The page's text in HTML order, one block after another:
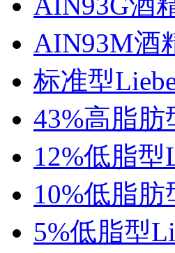
AIN93M酒
标准型
43%高脂肪
12%低脂型
10%低脂肪
5%低脂型